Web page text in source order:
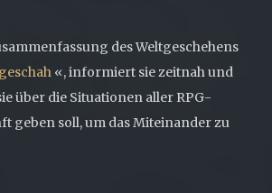
des Weltgeschehens
«, informiert sie zeitnah und
über die Situationen aller RPG-
geben soll, um das Miteinander zu